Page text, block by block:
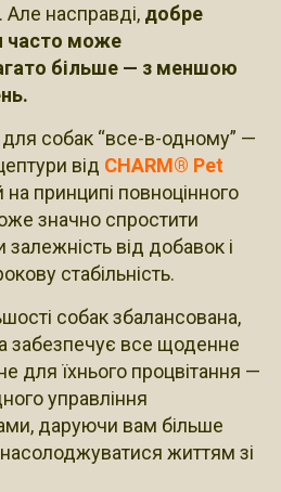
насправді, добре
часто може
більше — з меншою
собак “все-в-одному” —
від CHARM® Pet
принципі повноцінного
значно спростити
від добавок і
стабільність.
собак збалансована,
забезпечує все щоденне
для їхнього процвітання —
управління
даруючи вам більше
життям зі